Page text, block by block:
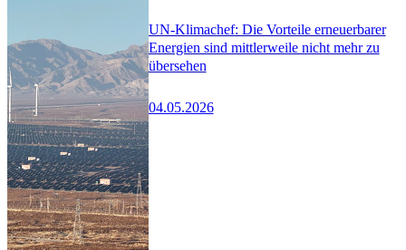
UN-Klimachef: Die Vorteile erneuerbarer
Energien sind mittlerweile nicht mehr zu
übersehen
04.05.2026